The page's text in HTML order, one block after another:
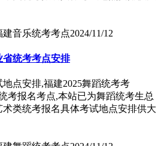
建音乐统考考点2024/11/12
省统考考点安排
点安排,福建2025舞蹈统考考
考报名考点,本站已为舞蹈统考生总
类统考报名具体考试地点安排供大